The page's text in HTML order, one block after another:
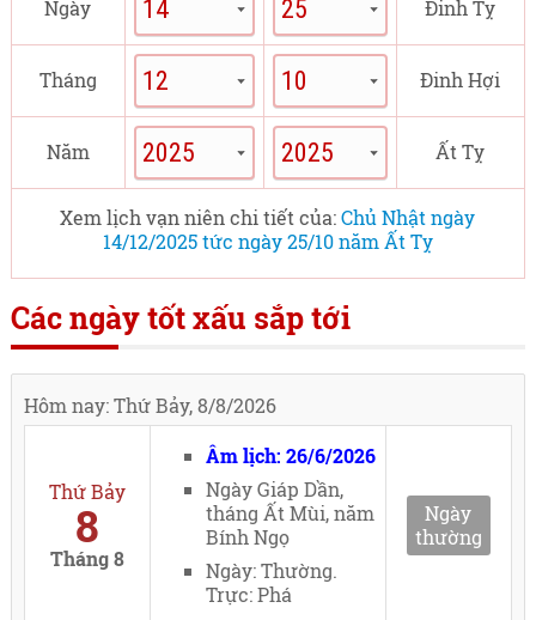
Ngày Đinh Tỵ
Tháng Đinh Hợi
Năm Ất Tỵ
Xem lịch vạn niên chi tiết của:Chủ Nhật ngày
14/12/2025 tức ngày 25/10 năm Ất Tỵ
Các ngày tốt xấu sắp tới
Hôm nay: Thứ Bảy, 8/8/2026
Thứ Bảy
8
Tháng 8
Âm lịch: 26/6/2026
Ngày Giáp Dần,
tháng Ất Mùi, năm
Bính Ngọ
Ngày: Thường.
Trực: Phá
Ngày
thường